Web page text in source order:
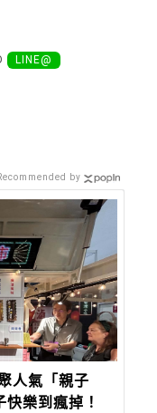
LINE@
人氣「親子
樂到瘋掉！
by